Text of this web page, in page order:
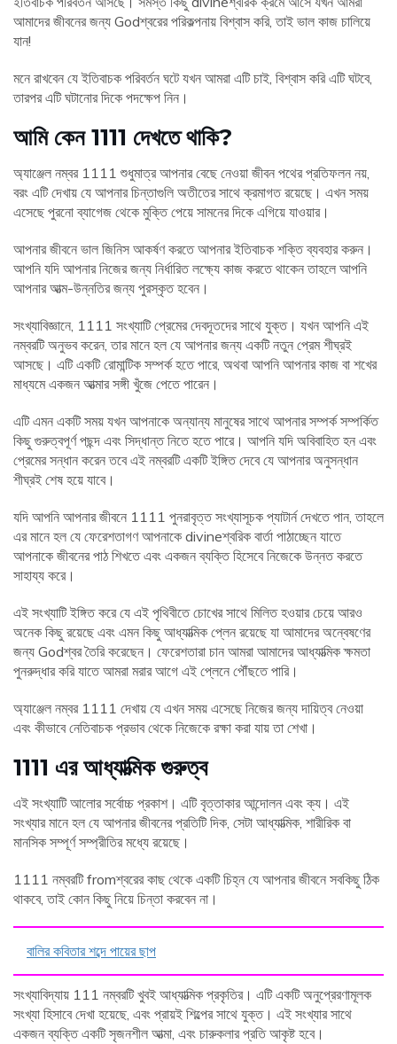
আমাদের জীবনের জন্য Godশ্বরের পরিকল্পনায় বিশ্বাস করি, তাই ভাল কাজ চালিয়ে
যান!
মনে রাখবেন যে ইতিবাচক পরিবর্তন ঘটে যখন আমরা এটি চাই, বিশ্বাস করি এটি ঘটবে,
তারপর এটি ঘটানোর দিকে পদক্ষেপ নিন।
আমি কেন 1111 দেখতে থাকি?
অ্যাঞ্জেল নম্বর 1111 শুধুমাত্র আপনার বেছে নেওয়া জীবন পথের প্রতিফলন নয়,
বরং এটি দেখায় যে আপনার চিন্তাগুলি অতীতের সাথে ক্রমাগত রয়েছে। এখন সময়
এসেছে পুরনো ব্যাগেজ থেকে মুক্তি পেয়ে সামনের দিকে এগিয়ে যাওয়ার।
আপনার জীবনে ভাল জিনিস আকর্ষণ করতে আপনার ইতিবাচক শক্তি ব্যবহার করুন।
আপনি যদি আপনার নিজের জন্য নির্ধারিত লক্ষ্যে কাজ করতে থাকেন তাহলে আপনি
আপনার আত্ম-উন্নতির জন্য পুরস্কৃত হবেন।
সংখ্যাবিজ্ঞানে, 1111 সংখ্যাটি প্রেমের দেবদূতদের সাথে যুক্ত। যখন আপনি এই
নম্বরটি অনুভব করেন, তার মানে হল যে আপনার জন্য একটি নতুন প্রেম শীঘ্রই
আসছে। এটি একটি রোমান্টিক সম্পর্ক হতে পারে, অথবা আপনি আপনার কাজ বা শখের
মাধ্যমে একজন আত্মার সঙ্গী খুঁজে পেতে পারেন।
এটি এমন একটি সময় যখন আপনাকে অন্যান্য মানুষের সাথে আপনার সম্পর্ক সম্পর্কিত
কিছু গুরুত্বপূর্ণ পছন্দ এবং সিদ্ধান্ত নিতে হতে পারে। আপনি যদি অবিবাহিত হন এবং
প্রেমের সন্ধান করেন তবে এই নম্বরটি একটি ইঙ্গিত দেবে যে আপনার অনুসন্ধান
শীঘ্রই শেষ হয়ে যাবে।
যদি আপনি আপনার জীবনে 1111 পুনরাবৃত্ত সংখ্যাসূচক প্যাটার্ন দেখতে পান, তাহলে
এর মানে হল যে ফেরেশতাগণ আপনাকে divineশ্বরিক বার্তা পাঠাচ্ছেন যাতে
আপনাকে জীবনের পাঠ শিখতে এবং একজন ব্যক্তি হিসেবে নিজেকে উন্নত করতে
সাহায্য করে।
এই সংখ্যাটি ইঙ্গিত করে যে এই পৃথিবীতে চোখের সাথে মিলিত হওয়ার চেয়ে আরও
অনেক কিছু রয়েছে এবং এমন কিছু আধ্যাত্মিক প্লেন রয়েছে যা আমাদের অন্বেষণের
জন্য Godশ্বর তৈরি করেছেন। ফেরেশতারা চান আমরা আমাদের আধ্যাত্মিক ক্ষমতা
পুনরুদ্ধার করি যাতে আমরা মরার আগে এই প্লেনে পৌঁছতে পারি।
অ্যাঞ্জেল নম্বর 1111 দেখায় যে এখন সময় এসেছে নিজের জন্য দায়িত্ব নেওয়া
এবং কীভাবে নেতিবাচক প্রভাব থেকে নিজেকে রক্ষা করা যায় তা শেখা।
1111 এর আধ্যাত্মিক গুরুত্ব
এই সংখ্যাটি আলোর সর্বোচ্চ প্রকাশ। এটি বৃত্তাকার আন্দোলন এবং ক্য। এই
সংখ্যার মানে হল যে আপনার জীবনের প্রতিটি দিক, সেটা আধ্যাত্মিক, শারীরিক বা
মানসিক সম্পূর্ণ সম্প্রীতির মধ্যে রয়েছে।
1111 নম্বরটি fromশ্বরের কাছ থেকে একটি চিহ্ন যে আপনার জীবনে সবকিছু ঠিক
থাকবে, তাই কোন কিছু নিয়ে চিন্তা করবেন না।
বালির কবিতার শব্দে পায়ের ছাপ
সংখ্যাবিদ্যায় 111 নম্বরটি খুবই আধ্যাত্মিক প্রকৃতির। এটি একটি অনুপ্রেরণামূলক
সংখ্যা হিসাবে দেখা হয়েছে, এবং প্রায়ই শিল্পের সাথে যুক্ত। এই সংখ্যার সাথে
একজন ব্যক্তি একটি সৃজনশীল আত্মা, এবং চারুকলার প্রতি আকৃষ্ট হবে।